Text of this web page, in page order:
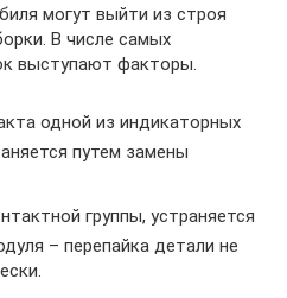
могут выйти из строя
В числе самых
выступают факторы.
одной из индикаторных
путем замены
группы, устраняется
– перепайка детали не